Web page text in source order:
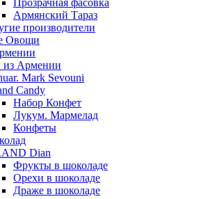
Прозрачная фасовка
Армянский Тараз
производители
Овощи
из Армении
Mark Sevouni
Candy
Набор Конфет
Лукум. Мармелад
Конфеты
Dian
Фрукты в шоколаде
Орехи в шоколаде
Драже в шоколаде